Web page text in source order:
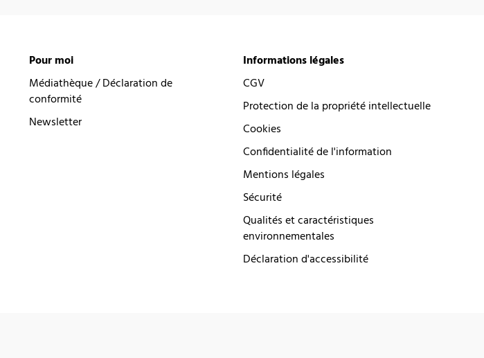
Pour moi
Médiathèque / Déclaration de
conformité
Newsletter
Informations légales
CGV
Protection de la propriété intellectuelle
Cookies
Confidentialité de l'information
Mentions légales
Sécurité
Qualités et caractéristiques
environnementales
Déclaration d'accessibilité